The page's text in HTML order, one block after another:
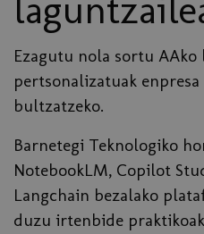
Ezagutu nola sortu
pertsonalizatuak
bultzatzeko.
Barnetegi Teknologiko
NotebookLM, Copilot
Langchain bezalako
duzu irtenbide